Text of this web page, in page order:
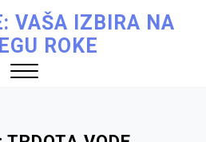
VAŠA IZBIRA NA
ROKE